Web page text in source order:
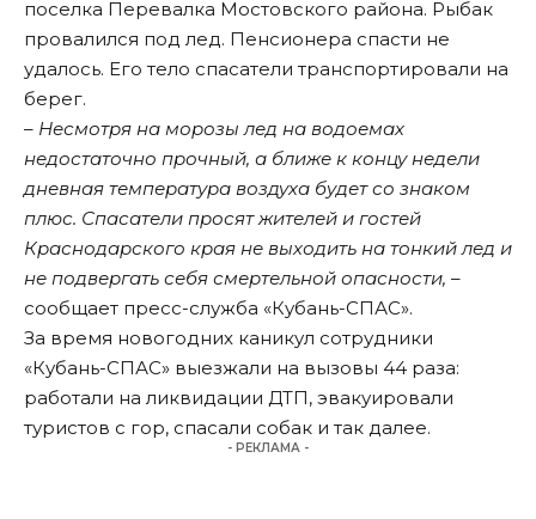
поселка Перевалка Мостовского района. Рыбак
провалился под лед. Пенсионера спасти не
удалось. Его тело спасатели транспортировали на
берег.
– Несмотря на морозы лед на водоемах
недостаточно прочный, а ближе к концу недели
дневная температура воздуха будет со знаком
плюс. Спасатели просят жителей и гостей
Краснодарского края не выходить на тонкий лед и
не подвергать себя смертельной опасности, –
сообщает пресс-служба «Кубань-СПАС».
За время новогодних каникул сотрудники
«Кубань-СПАС» выезжали на вызовы 44 раза:
работали на ликвидации ДТП, эвакуировали
туристов с гор, спасали собак и так далее.
- РЕКЛАМА -